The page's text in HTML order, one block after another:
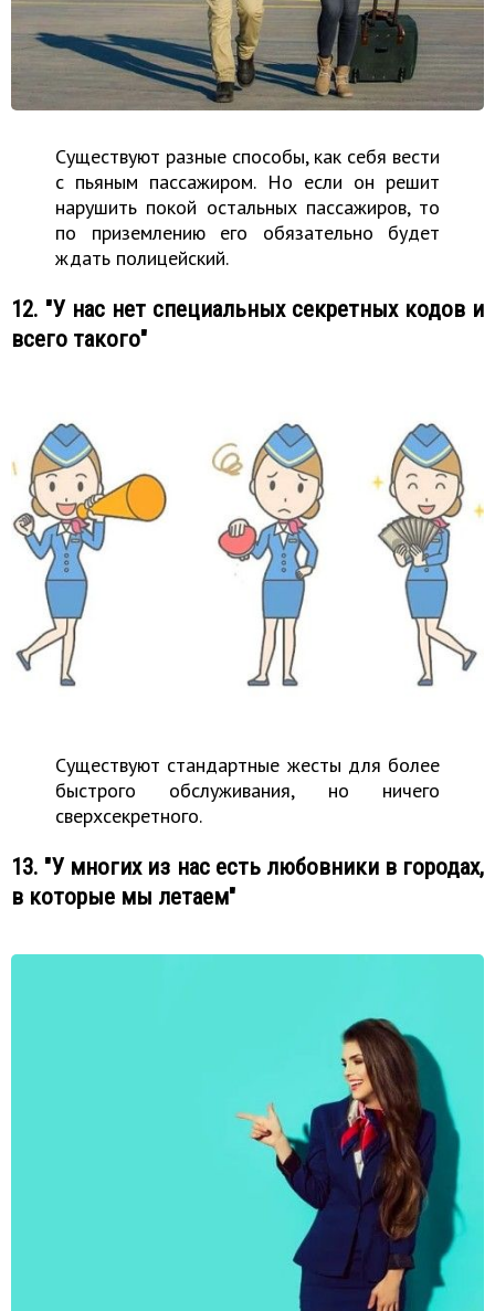
Существуют разные способы, как себя вести
с пьяным пассажиром. Но если он решит
нарушить покой остальных пассажиров, то
по приземлению его обязательно будет
ждать полицейский.
12. "У нас нет специальных секретных кодов и
всего такого"
Существуют стандартные жесты для более
быстрого обслуживания, но ничего
сверхсекретного.
13. "У многих из нас есть любовники в городах,
в которые мы летаем"